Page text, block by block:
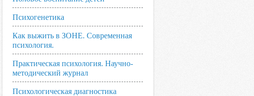
Психогенетика
Как выжить в ЗОНЕ. Современная
психология.
Практическая психология. Научно-
методический журнал
Психологическая диагностика